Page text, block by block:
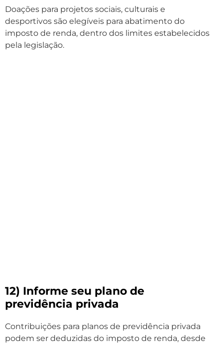
Doações para projetos sociais, culturais e
desportivos são elegíveis para abatimento do
imposto de renda, dentro dos limites estabelecidos
pela legislação.
12) Informe seu plano de
previdência privada
Contribuições para planos de previdência privada
podem ser deduzidas do imposto de renda, desde